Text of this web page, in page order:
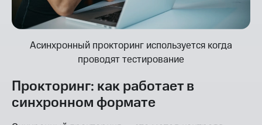
Асинхронный прокторинг используется когда
проводят тестирование
Прокторинг: как работает в
синхронном формате